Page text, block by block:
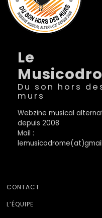
Le
Du son hors
murs
Webzine musical
depuis 2008
Mail :
CONTACT
L’ÉQUIPE